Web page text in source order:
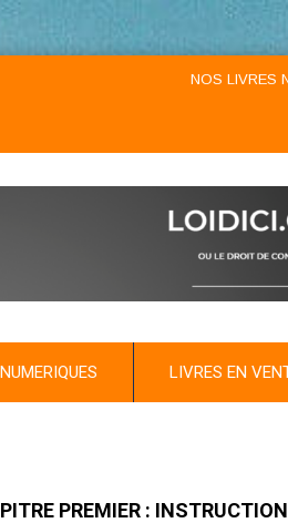
NOS LIVRES
LIVRES EN
PREMIER :